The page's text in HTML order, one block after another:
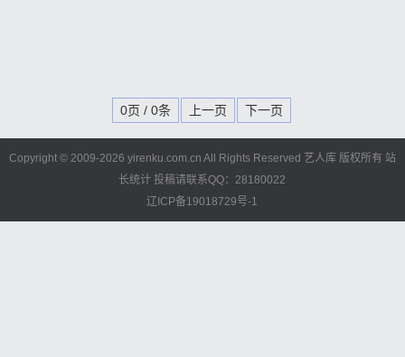
0页 / 0条 上一页 下一页
Copyright © 2009-2026 yirenku.com.cn All Rights Reserved 艺人库 版权所有 站
长统计 投稿请联系QQ：28180022
辽ICP备19018729号-1